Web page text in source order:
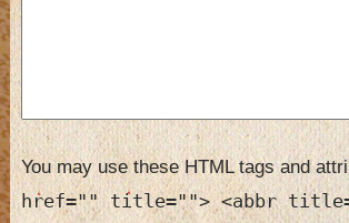
You may use these HTML tags and
href="" title=""> <abbr